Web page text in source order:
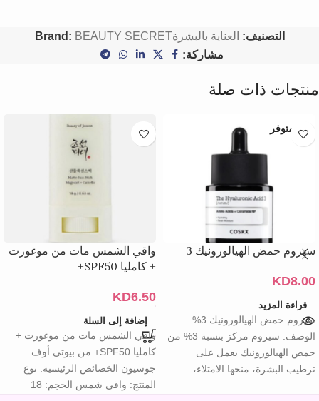
التصنيف: العناية بالبشرة Brand: BEAUTY SECRET
مشاركة:
منتجات ذات صلة
غير متوفر
سيروم حمض الهيالورونيك 3
KD8.00
قراءة المزيد
سيروم حمض الهيالورونيك 3%
الوصف: سيروم مركز بنسبة 3% من
حمض الهيالورونيك يعمل على
ترطيب البشرة، منحها الامتلاء،
واقي الشمس مات من موغورت
+ كامليا SPF50+
KD6.50
إضافة إلى السلة
واقي الشمس مات من موغورت +
كامليا SPF50+ من بيوتي أوف
جوسيون الخصائص الرئيسية: نوع
المنتج: واقي شمس الحجم: 18